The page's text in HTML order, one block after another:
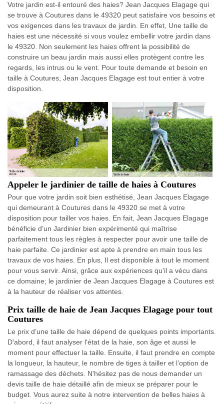
Votre jardin est-il entouré des haies? Jean Jacques Elagage qui
se trouve à Coutures dans le 49320 peut satisfaire vos besoins et
vos exigences dans les travaux de jardin. En effet, Une taille de
haies est une nécessité si vous voulez embellir votre jardin dans
le 49320. Non seulement les haies offrent la possibilité de
construire un beau jardin mais aussi elles protègent contre les
regards, les intrus ou le vent. Pour toute demande et besoin en
taille à Coutures, Jean Jacques Elagage est tout entier à votre
disposition.
Appeler le jardinier de taille de haies à Coutures
Pour que votre jardin soit bien esthétisé, Jean Jacques Elagage
qui demeurant à Coutures dans le 49320 se met à votre
disposition pour tailler vos haies. En fait, Jean Jacques Elagage
bénéficie d’un Jardinier bien expérimenté qui maîtrise
parfaitement tous les règles à respecter pour avoir une taille de
haie parfaite. Ce jardinier est apte à prendre en main tous les
travaux de vos haies. En plus, Il est disponible à tout le moment
pour vous servir. Ainsi, grâce aux expériences qu’il a vécu dans
ce domaine; le jardinier de Jean Jacques Elagage à Coutures est
à la hauteur de réaliser vos attentes.
Prix taille de haie de Jean Jacques Elagage pour tout
Coutures
Le prix d’une taille de haie dépend de quelques points importants.
D'abord, il faut analyser l'état de la haie, son âge et aussi le
moment pour effectuer la taille. Ensuite, il faut prendre en compte
la longueur, la hauteur, le nombre de tiges à tailler et l’option de
ramassage des déchets. N'hésitez pas de nous demander un
devis taille de haie détaillé afin de mieux se préparer pour le
budget. Vous aurez suite à notre intervention de belles haies à